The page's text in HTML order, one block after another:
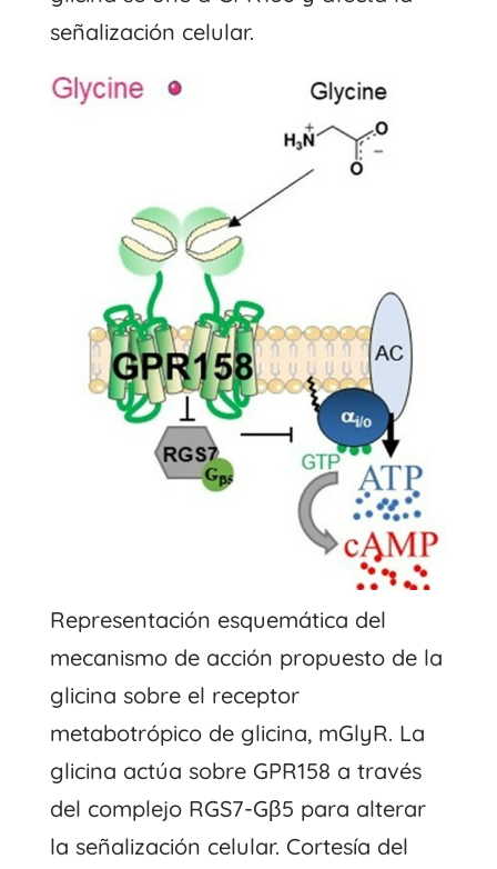
señalización celular.
Representación esquemática del
mecanismo de acción propuesto de la
glicina sobre el receptor
metabotrópico de glicina, mGlyR. La
glicina actúa sobre GPR158 a través
del complejo RGS7-Gβ5 para alterar
la señalización celular. Cortesía del